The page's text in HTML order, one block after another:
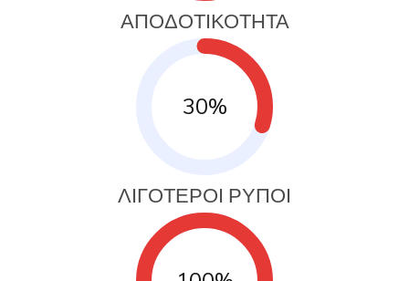
ΑΠΟΔΟΤΙΚΟΤΗΤΑ
30%
ΛΙΓΟΤΕΡΟΙ ΡΥΠΟΙ